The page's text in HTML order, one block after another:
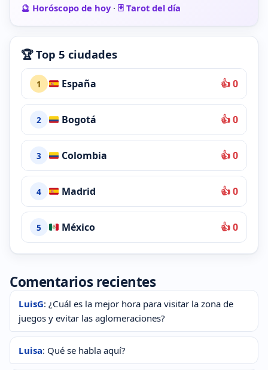
🔮 Horóscopo de hoy· 🃏 Tarot del día
🏆 Top 5 ciudades
1 España 👍 0
2 Bogotá 👍 0
3 Colombia 👍 0
4 Madrid 👍 0
5 México 👍 0
Comentarios recientes
LuisG: ¿Cuál es la mejor hora para visitar la zona de
juegos y evitar las aglomeraciones?
Luisa: Qué se habla aquí?